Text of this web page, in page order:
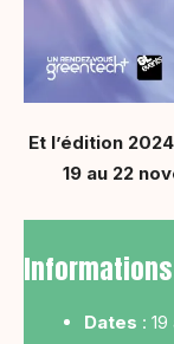
Et l’édition
19 au 22
Dates :